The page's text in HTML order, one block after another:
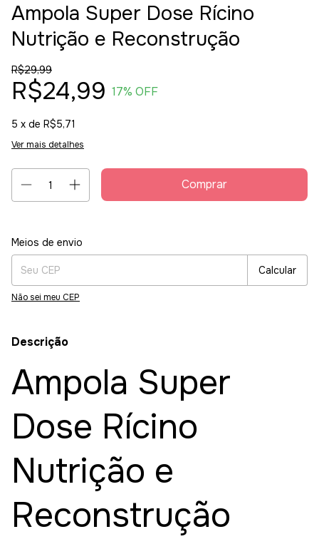
Ampola Super Dose Rícino
Nutrição e Reconstrução
R$29,99
R$24,99 17% OFF
5 x de R$5,71
Ver mais detalhes
Entregas para o CEP:
Meios de envio
Calcular
Não sei meu CEP
Descrição
Ampola Super
Dose Rícino
Nutrição e
Reconstrução